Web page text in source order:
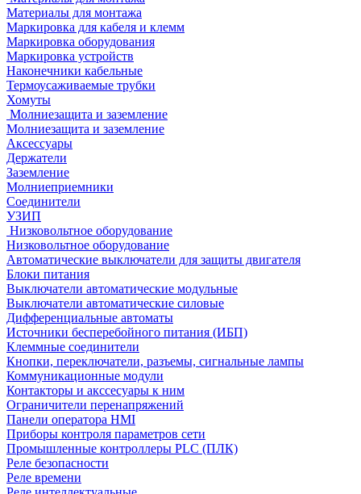
Материалы для монтажа
Маркировка для кабеля и клемм
Маркировка оборудования
Маркировка устройств
Наконечники кабельные
Термоусаживаемые трубки
Хомуты
Молниезащита и заземление
Молниезащита и заземление
Аксессуары
Держатели
Заземление
Молниеприемники
Соединители
УЗИП
Низковольтное оборудование
Низковольтное оборудование
Автоматические выключатели для защиты двигателя
Блоки питания
Выключатели автоматические модульные
Выключатели автоматические силовые
Дифференциальные автоматы
Источники бесперебойного питания (ИБП)
Клеммные соединители
Кнопки, переключатели, разъемы, сигнальные лампы
Коммуникационные модули
Контакторы и акссесуары к ним
Ограничители перенапряжений
Панели оператора HMI
Приборы контроля параметров сети
Промышленные контроллеры PLC (ПЛК)
Реле безопасности
Реле времени